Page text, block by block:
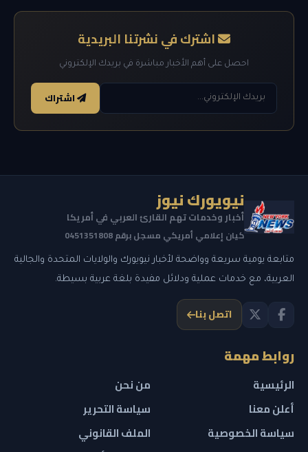
اشترك في نشرتنا البريدية
احصل على أهم الأخبار مباشرة في بريدك الإلكتروني
اشتراك
نيويورك نيوز
أخبار وخدمات تهم القارئ العربي في أمريكا
كيان إعلامي أمريكي مسجل برقم 0451351808
متابعة يومية سريعة وواضحة لأخبار نيويورك والولايات المتحدة والجالية
العربية، مع خدمات عملية ودلائل مفيدة بلغة عربية بسيطة.
اتصل بنا
روابط مهمة
الرئيسية
من نحن
أعلن معنا
سياسة التحرير
سياسة الخصوصية
الملف القانوني